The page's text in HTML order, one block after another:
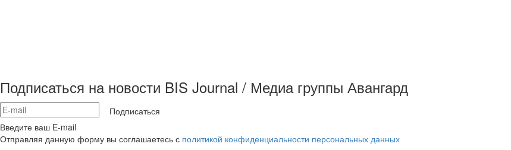
Подписаться на новости BIS Journal / Медиа группы Авангард
Подписаться
Введите ваш E-mail
Отправляя данную форму вы соглашаетесь с политикой конфиденциальности персональных данных